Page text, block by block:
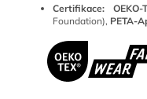
Certifikace:
Foundation), PETA-